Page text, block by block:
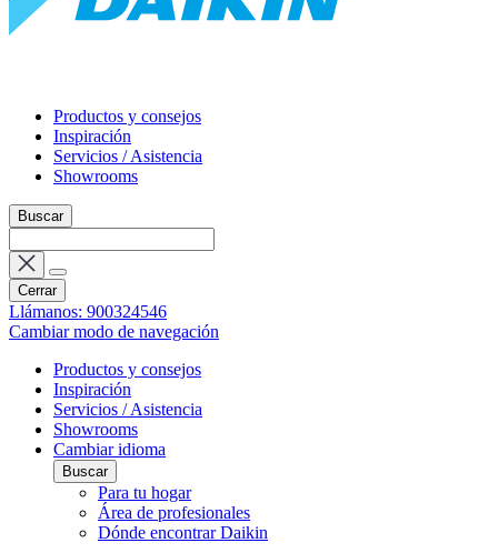
Productos y consejos
Inspiración
Servicios / Asistencia
Showrooms
Buscar
Cerrar
Llámanos: 900324546
Cambiar modo de navegación
Productos y consejos
Inspiración
Servicios / Asistencia
Showrooms
Cambiar idioma
Buscar
Para tu hogar
Área de profesionales
Dónde encontrar Daikin